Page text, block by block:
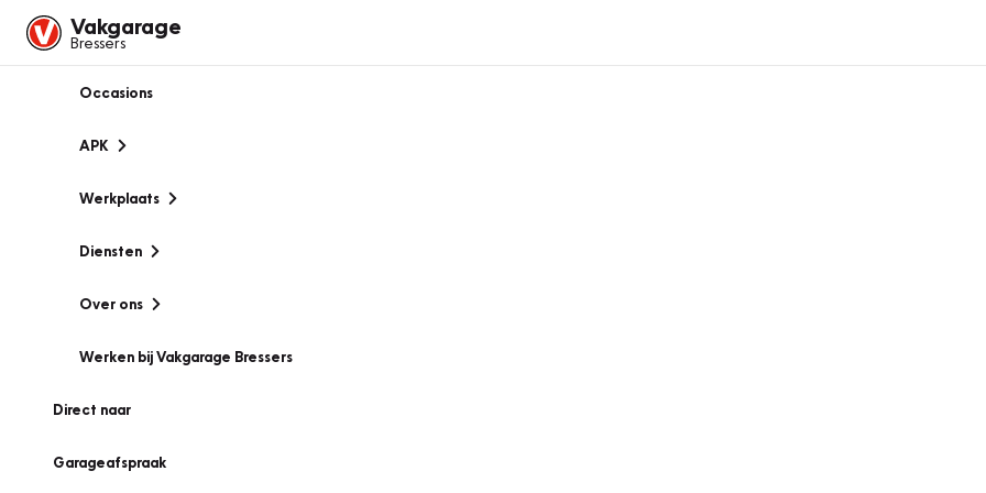
Vakgarage
Bressers
Occasions
APK
Werkplaats
Diensten
Over ons
Werken bij Vakgarage Bressers
Direct naar
Garageafspraak